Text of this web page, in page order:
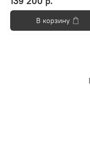
В корзину